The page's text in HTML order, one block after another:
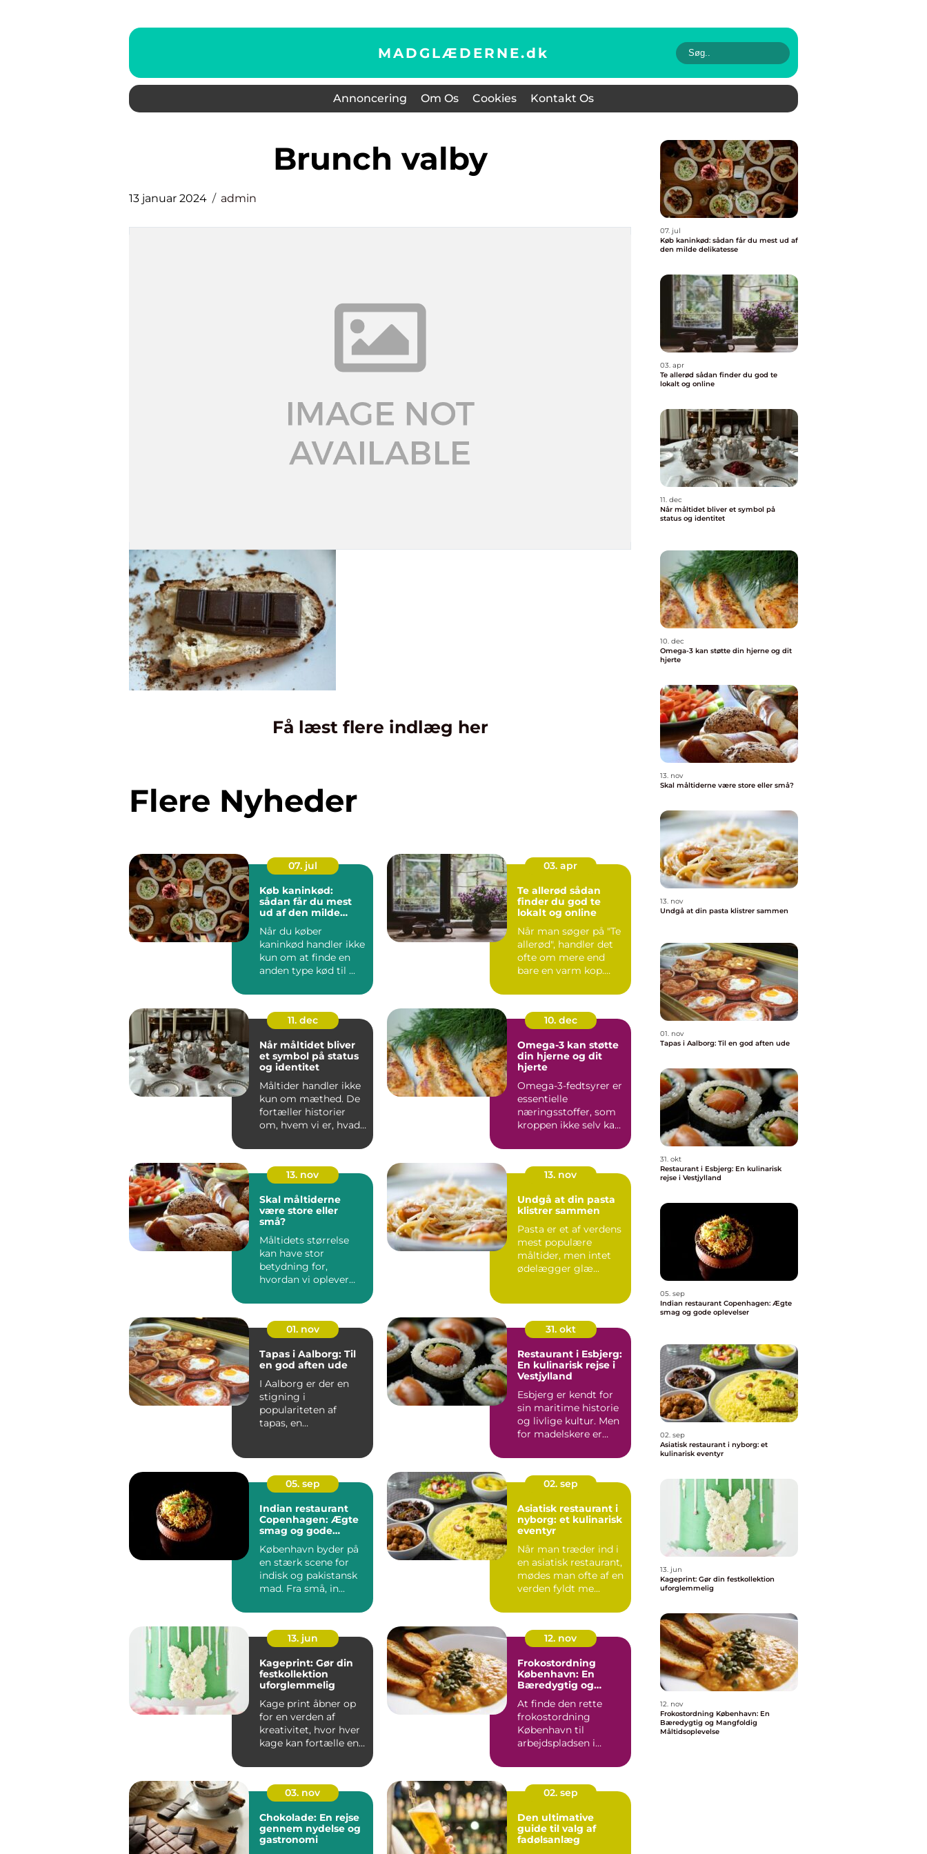
MADGLÆDERNE.dk
Annoncering Om Os Cookies Kontakt Os
brunch valby
13 januar 2024 admin
Få læst flere indlæg her
Flere Nyheder
07. jul
Køb kaninkød:
sådan får du mest
ud af den milde
Når du køber
kaninkød handler ikke
kun om at finde en
anden type kød til ...
03. apr
Te allerød sådan
finder du god te
lokalt og online
Når man søger på "Te
allerød", handler det
ofte om mere end
bare en varm kop.
l...
11. dec
Når måltidet bliver
et symbol på status
og identitet
Måltider handler ikke
kun om mæthed. De
fortæller historier
om, hvem vi er, hvad
10. dec
Omega-3 kan støtte
din hjerne og dit
hjerte
Omega-3-fedtsyrer er
essentielle
næringsstoffer, som
kroppen ikke selv kan
13. nov
Skal måltiderne
være store eller
små?
Måltidets størrelse
kan have stor
betydning for,
hvordan vi oplever
13. nov
Undgå at din pasta
klistrer sammen
Pasta er et af verdens
mest populære
måltider, men intet
ødelægger glæ...
01. nov
Tapas i Aalborg: Til
en god aften ude
I Aalborg er der en
stigning i
populariteten af
tapas, en
fra ...
31. okt
Restaurant i Esbjerg:
En kulinarisk rejse i
Vestjylland
Esbjerg er kendt for
sin maritime historie
og livlige kultur. Men
for madelskere er
05. sep
Indian restaurant
Copenhagen: Ægte
smag og gode
København byder på
en stærk scene for
indisk og pakistansk
mad. Fra små, in...
02. sep
Asiatisk restaurant i
nyborg: et kulinarisk
eventyr
Når man træder ind i
en asiatisk restaurant,
mødes man ofte af en
verden fyldt me...
13. jun
Kageprint: Gør din
festkollektion
uforglemmelig
Kage print åbner op
for en verden af
kreativitet, hvor hver
kage kan fortælle en
12. nov
Frokostordning
København: En
Bæredygtig og
Måltidsoplevelse
At finde den rette
frokostordning
København til
arbejdspladsen i
03. nov
Chokolade: En rejse
gennem nydelse og
gastronomi
02. sep
Den ultimative
guide til valg af
fadølsanlæg
07. jul
Køb kaninkød: sådan får du mest ud af
den milde delikatesse
03. apr
Te allerød sådan finder du god te
lokalt og online
11. dec
Når måltidet bliver et symbol på
status og identitet
10. dec
Omega-3 kan støtte din hjerne og dit
hjerte
13. nov
Skal måltiderne være store eller små?
13. nov
Undgå at din pasta klistrer sammen
01. nov
Tapas i Aalborg: Til en god aften ude
31. okt
Restaurant i Esbjerg: En kulinarisk
rejse i Vestjylland
05. sep
Indian restaurant Copenhagen: Ægte
smag og gode oplevelser
02. sep
Asiatisk restaurant i nyborg: et
kulinarisk eventyr
13. jun
Kageprint: Gør din festkollektion
uforglemmelig
12. nov
Frokostordning København: En
Bæredygtig og Mangfoldig
Måltidsoplevelse